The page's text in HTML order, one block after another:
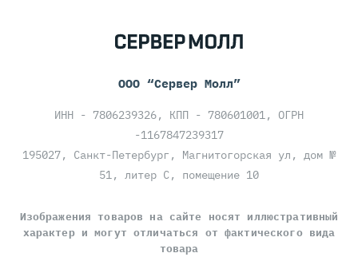
ООО “Сервер Молл”
ИНН - 7806239326, КПП - 780601001, ОГРН
-1167847239317
195027, Санкт-Петербург, Магнитогорская ул, дом №
51, литер С, помещение 10
Изображения товаров на сайте носят иллюстративный
характер и могут отличаться от фактического вида
товара